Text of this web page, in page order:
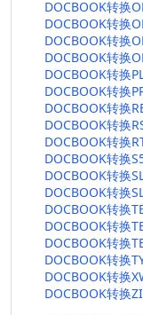
DOCBOOK转换
DOCBOOK转换
DOCBOOK转换
DOCBOOK转换
DOCBOOK转换
DOCBOOK转换
DOCBOOK转换
DOCBOOK转换
DOCBOOK转换
DOCBOOK转换
DOCBOOK转换
DOCBOOK转换
DOCBOOK转换
DOCBOOK转换
DOCBOOK转换
DOCBOOK转换
DOCBOOK转换
DOCBOOK转换